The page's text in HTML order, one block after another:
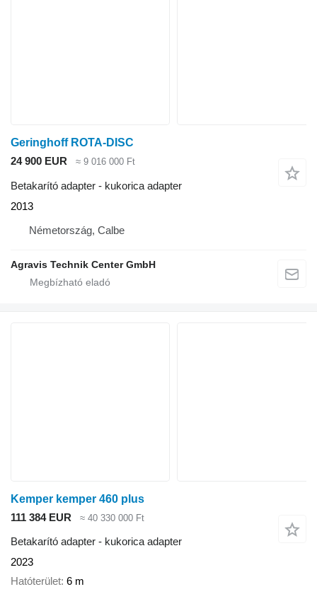
Geringhoff ROTA-DISC
24 900 EUR
≈ 9 016 000 Ft
Betakarító adapter - kukorica adapter
2013
Németország, Calbe
Agravis Technik Center GmbH
Kemper kemper 460 plus
111 384 EUR
≈ 40 330 000 Ft
Betakarító adapter - kukorica adapter
2023
Hatóterület 6 m